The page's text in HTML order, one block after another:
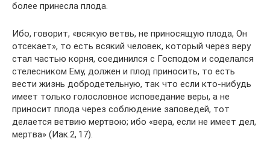
более принесла плода.
Ибо, говорит, «всякую ветвь, не приносящую плода, Он
отсекает», то есть всякий человек, который через веру
стал частью корня, соединился с Господом и соделался
стелесником Ему, должен и плод приносить, то есть
вести жизнь добродетельную, так что если кто-нибудь
имеет только голословное исповедание веры, а не
приносит плода через соблюдение заповедей, тот
делается ветвию мертвою; ибо «вера, если не имеет дел,
мертва» (Иак.2, 17).